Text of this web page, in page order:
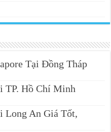
Tại Đồng Tháp
TP. Hồ Chí Minh
Long An Giá Tốt,